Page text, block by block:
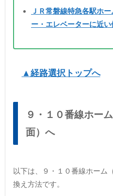
ＪＲ常磐線特急各駅ホ
ー・エレベーターに近
▲経路選択トップへ
９・１０番線ホー
面）へ
以下は、９・１０番線ホーム
換え方法です。